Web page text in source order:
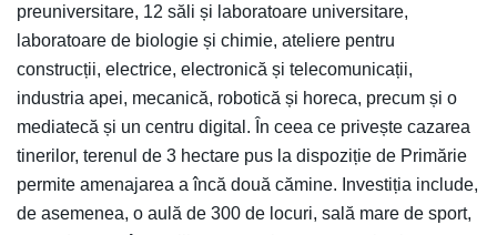
preuniversitare, 12 săli și laboratoare universitare,
laboratoare de biologie și chimie, ateliere pentru
construcții, electrice, electronică și telecomunicații,
industria apei, mecanică, robotică și horeca, precum și o
mediatecă și un centru digital. În ceea ce privește cazarea
tinerilor, terenul de 3 hectare pus la dispoziție de Primărie
permite amenajarea a încă două cămine. Investiția include,
de asemenea, o aulă de 300 de locuri, sală mare de sport,